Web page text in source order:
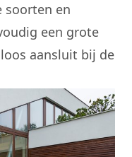
soorten en
een grote
aansluit bij de